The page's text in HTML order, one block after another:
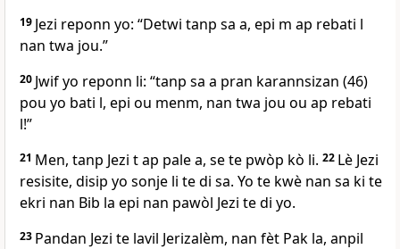
19 Jezi reponn yo: “Detwi tanp sa a, epi m ap rebati l
nan twa jou.”
20 Jwif yo reponn li: “tanp sa a pran karannsizan (46)
pou yo bati l, epi ou menm, nan twa jou ou ap rebati
l!”
21 Men, tanp Jezi t ap pale a, se te pwòp kò li. 22 Lè Jezi
resisite, disip yo sonje li te di sa. Yo te kwè nan sa ki te
ekri nan Bib la epi nan pawòl Jezi te di yo.
23 Pandan Jezi te lavil Jerizalèm, nan fèt Pak la, anpil